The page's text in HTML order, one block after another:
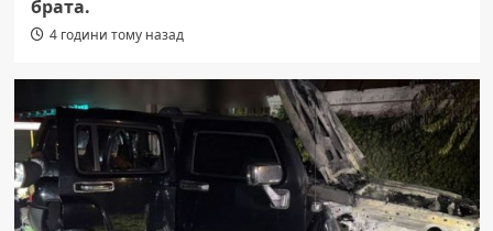
брата.
4 години тому назад